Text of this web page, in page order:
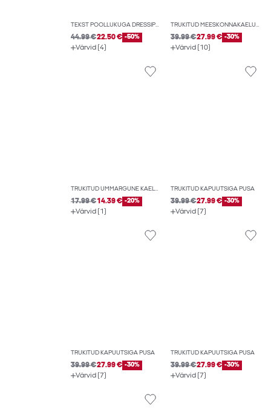
TEKST POOLLUKUGA DRESSIPLUUS
44.99 €22.50 € -50%
Värvid (4)
TRÜKITUD MEESKONNAKAELUSEGA HIGISTAMISSÄRK
39.99 €27.99 € -30%
Värvid (10)
TRÜKITUD ÜMMARGUNE KAELUS T-SÄRK
17.99 €14.39 € -20%
Värvid (1)
TRÜKITUD KAPUUTSIGA PUSA
39.99 €27.99 € -30%
Värvid (7)
TRÜKITUD KAPUUTSIGA PUSA
39.99 €27.99 € -30%
Värvid (7)
TRÜKITUD KAPUUTSIGA PUSA
39.99 €27.99 € -30%
Värvid (7)